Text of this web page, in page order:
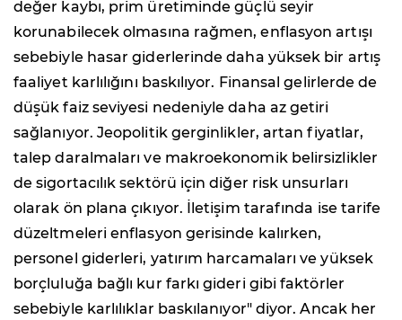
değer kaybı, prim üretiminde güçlü seyir
korunabilecek olmasına rağmen, enflasyon artışı
sebebiyle hasar giderlerinde daha yüksek bir artış
faaliyet karlılığını baskılıyor. Finansal gelirlerde de
düşük faiz seviyesi nedeniyle daha az getiri
sağlanıyor. Jeopolitik gerginlikler, artan fiyatlar,
talep daralmaları ve makroekonomik belirsizlikler
de sigortacılık sektörü için diğer risk unsurları
olarak ön plana çıkıyor. İletişim tarafında ise tarife
düzeltmeleri enflasyon gerisinde kalırken,
personel giderleri, yatırım harcamaları ve yüksek
borçluluğa bağlı kur farkı gideri gibi faktörler
sebebiyle karlılıklar baskılanıyor" diyor. Ancak her